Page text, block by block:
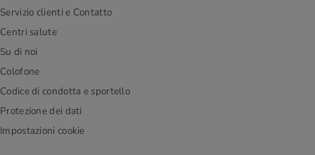
Servizio clienti e Contatto
Centri salute
Su di noi
Colofone
Codice di condotta e sportello
Protezione dei dati
Impostazioni cookie